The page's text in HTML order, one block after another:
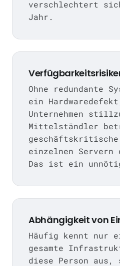
verschlechtert
Jahr.
Ohne redundante
ein
Unternehmen
Mittelständler
einzelnen Servern
Das ist ein
Abhängigkeit von
Häufig kennt nur
gesamte
diese Person